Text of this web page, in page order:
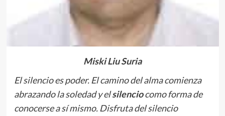
Miski Liu Suria
El silencio es poder. El camino del alma comienza
abrazando la soledad y elsilenciocomo forma de
conocerse a sí mismo. Disfruta del silencio